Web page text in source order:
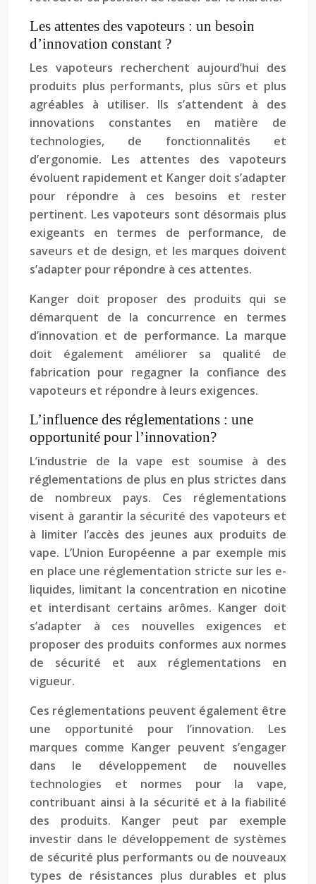
Les attentes des vapoteurs : un besoin
d’innovation constant ?
Les vapoteurs recherchent aujourd’hui des
produits plus performants, plus sûrs et plus
agréables à utiliser. Ils s’attendent à des
innovations constantes en matière de
technologies, de fonctionnalités et
d’ergonomie. Les attentes des vapoteurs
évoluent rapidement et Kanger doit s’adapter
pour répondre à ces besoins et rester
pertinent. Les vapoteurs sont désormais plus
exigeants en termes de performance, de
saveurs et de design, et les marques doivent
s’adapter pour répondre à ces attentes.
Kanger doit proposer des produits qui se
démarquent de la concurrence en termes
d’innovation et de performance. La marque
doit également améliorer sa qualité de
fabrication pour regagner la confiance des
vapoteurs et répondre à leurs exigences.
L’influence des réglementations : une
opportunité pour l’innovation?
L’industrie de la vape est soumise à des
réglementations de plus en plus strictes dans
de nombreux pays. Ces réglementations
visent à garantir la sécurité des vapoteurs et
à limiter l’accès des jeunes aux produits de
vape. L’Union Européenne a par exemple mis
en place une réglementation stricte sur les e-
liquides, limitant la concentration en nicotine
et interdisant certains arômes. Kanger doit
s’adapter à ces nouvelles exigences et
proposer des produits conformes aux normes
de sécurité et aux réglementations en
vigueur.
Ces réglementations peuvent également être
une opportunité pour l’innovation. Les
marques comme Kanger peuvent s’engager
dans le développement de nouvelles
technologies et normes pour la vape,
contribuant ainsi à la sécurité et à la fiabilité
des produits. Kanger peut par exemple
investir dans le développement de systèmes
de sécurité plus performants ou de nouveaux
types de résistances plus durables et plus